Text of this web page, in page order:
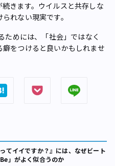
きます。ウイルスと共存しな
れない現実です。
めには、「社会」ではなく
癖をつけると良いかもしれませ
てイイですか？』には、なぜビート
」がよく似合うのか